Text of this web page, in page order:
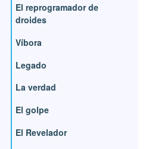
El reprogramador de
droides
Víbora
Legado
La verdad
El golpe
El Revelador